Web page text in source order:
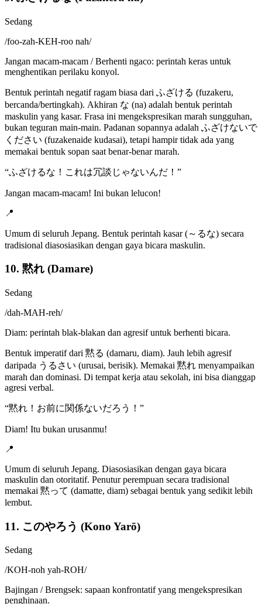
Sedang
/foo-zah-KEH-roo nah/
Jangan macam-macam / Berhenti ngaco: perintah keras untuk
menghentikan perilaku konyol.
Bentuk perintah negatif ragam biasa dari ふざける (fuzakeru,
bercanda/bertingkah). Akhiran な (na) adalah bentuk perintah
maskulin yang kasar. Frasa ini mengekspresikan marah sungguhan,
bukan teguran main-main. Padanan sopannya adalah ふざけないで
ください (fuzakenaide kudasai), tetapi hampir tidak ada yang
memakai bentuk sopan saat benar-benar marah.
“ふざけるな！これは冗談じゃないんだ！ ”
Jangan macam-macam! Ini bukan lelucon!
📍
Umum di seluruh Jepang. Bentuk perintah kasar (～るな) secara
tradisional diasosiasikan dengan gaya bicara maskulin.
10. 黙れ (Damare)
Sedang
/dah-MAH-reh/
Diam: perintah blak-blakan dan agresif untuk berhenti bicara.
Bentuk imperatif dari 黙る (damaru, diam). Jauh lebih agresif
daripada うるさい (urusai, berisik). Memakai 黙れ menyampaikan
marah dan dominasi. Di tempat kerja atau sekolah, ini bisa dianggap
agresi verbal.
“黙れ！お前に関係ないだろう！ ”
Diam! Itu bukan urusanmu!
📍
Umum di seluruh Jepang. Diasosiasikan dengan gaya bicara
maskulin dan otoritatif. Penutur perempuan secara tradisional
memakai 黙って (damatte, diam) sebagai bentuk yang sedikit lebih
lembut.
11. このやろう (Kono Yarō)
Sedang
/KOH-noh yah-ROH/
Bajingan / Brengsek: sapaan konfrontatif yang mengekspresikan
penghinaan.